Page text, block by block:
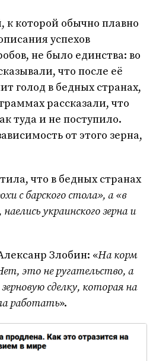
к которой обычно плавно
успехов
не было единства: во
что после её
голод в бедных странах,
рассказали, что
туда и не поступило.
от этого зерна,
что в бедных странах
с барского стола», а «в
украинского зерна и
Злобин: «На корм
это не ругательство, а
сделку, которая на
работать».